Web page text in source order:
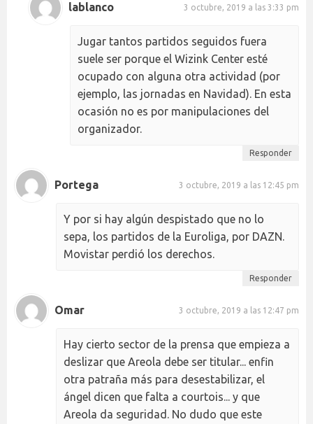
lablanco 3 octubre, 2019 a las 3:33 pm
Jugar tantos partidos seguidos fuera
suele ser porque el Wizink Center esté
ocupado con alguna otra actividad (por
ejemplo, las jornadas en Navidad). En esta
ocasión no es por manipulaciones del
organizador.
Responder
Portega 3 octubre, 2019 a las 12:45 pm
Y por si hay algún despistado que no lo
sepa, los partidos de la Euroliga, por DAZN.
Movistar perdió los derechos.
Responder
Omar 3 octubre, 2019 a las 12:47 pm
Hay cierto sector de la prensa que empieza a
deslizar que Areola debe ser titular... enfin
otra patraña más para desestabilizar, el
ángel dicen que falta a courtois... y que
Areola da seguridad. No dudo que este